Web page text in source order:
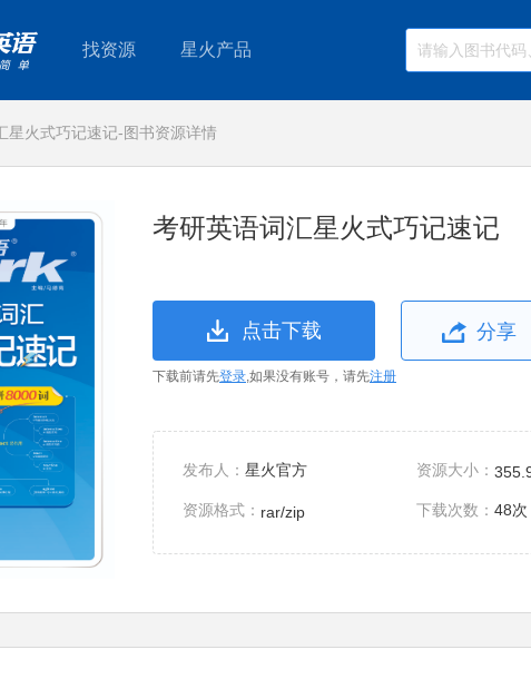
找资源 星火产品
星火式巧记速记-图书资源详情
考研英语词汇星火式巧记速记
点击下载 分享
下载前请先登录,如果没有账号，请先注册
发布人： 星火官方 资源大小：
资源格式： rar/zip 下载次数： 48次